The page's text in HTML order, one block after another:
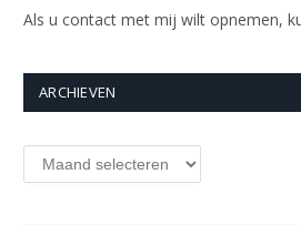
Als u contact met mij wilt opnemen,
ARCHIEVEN
Archieven